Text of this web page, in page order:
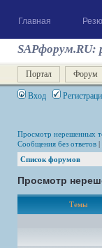
Главная
SAPфорум.RU:
Портал Форум
Вход
Просмотр нерешенных
Сообщения без ответов |
Список форумов
Просмотр
Темы